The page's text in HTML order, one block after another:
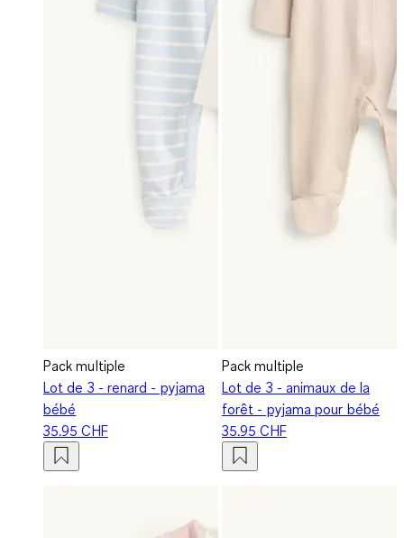
Pack multiple
Lot de 3 - renard - pyjama
bébé
35.95 CHF
Pack multiple
Lot de 3 - animaux de la
forêt - pyjama pour bébé
35.95 CHF